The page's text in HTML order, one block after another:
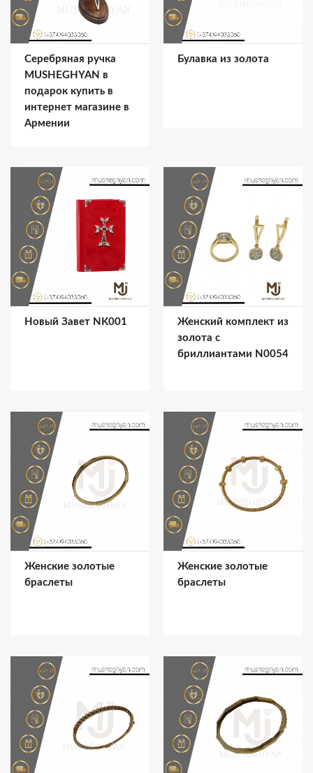
Серебряная ручка
MUSHEGHYAN в
подарок купить в
интернет магазине в
Армении
Булавка из золота
Новый Завет NK001
Женский комплект из
золота с
бриллиантами N0054
Женские золотые
браслеты
Женские золотые
браслеты